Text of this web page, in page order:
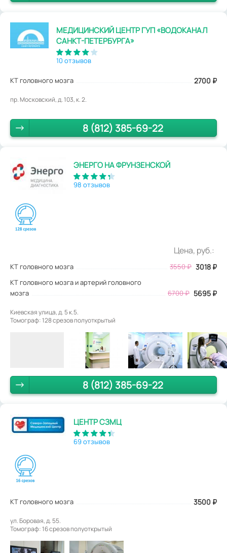
МЕДИЦИНСКИЙ ЦЕНТР ГУП «ВОДОКАНАЛ
САНКТ-ПЕТЕРБУРГА»
10 отзывов
КТ головного мозга 2700 ₽
пр. Московский, д. 103, к. 2.
8 (812) 385-69-22
ЭНЕРГО НА ФРУНЗЕНСКОЙ
98 отзывов
Цена, руб.:
КТ головного мозга 3550₽ 3018 ₽
КТ головного мозга и артерий головного
мозга
6700 ₽ 5695 ₽
Киевская улица, д. 5 к.5.
Томограф: 128 срезов полуоткрытый
8 (812) 385-69-22
ЦЕНТР СЗМЦ
69 отзывов
КТ головного мозга 3500 ₽
ул. Боровая, д. 55.
Томограф: 16 срезов полуоткрытый